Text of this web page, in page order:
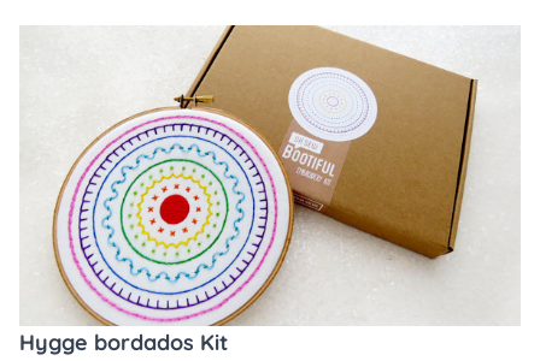
Hygge bordados Kit